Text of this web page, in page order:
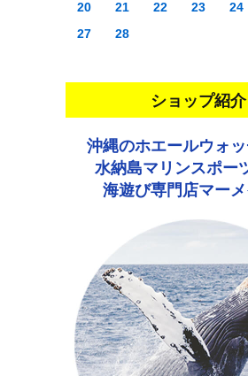
20
21 22 23 24
27
28
ショップ紹介
沖縄のホエールウォ
水納島マリンスポー
海遊び専門店マーメ